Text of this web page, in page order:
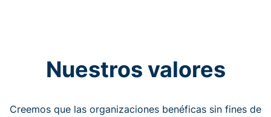
Nuestros valores
Creemos que las organizaciones benéficas sin fines de